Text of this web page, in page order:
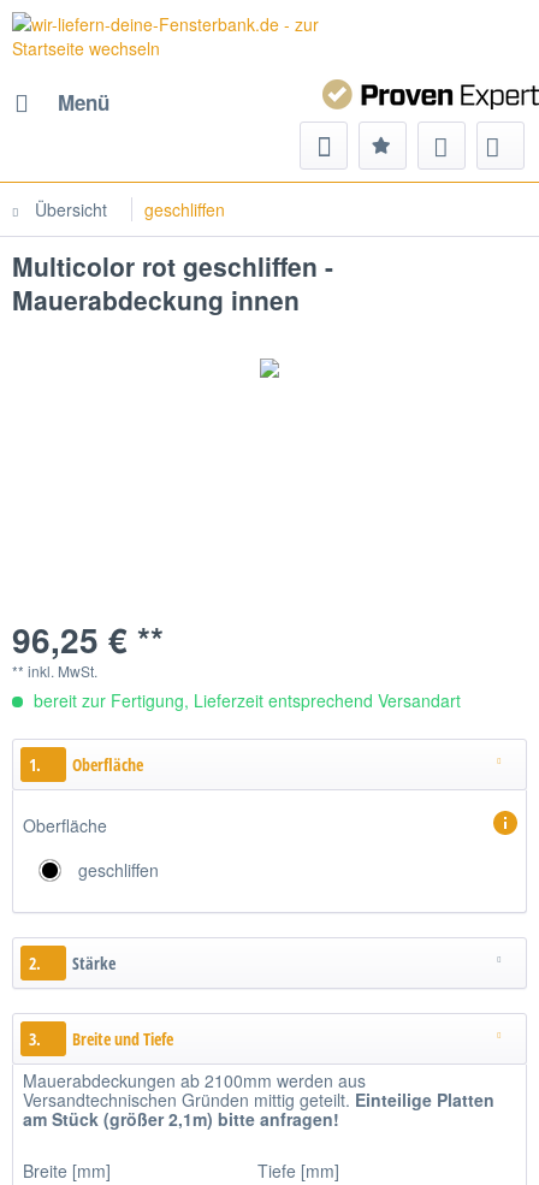
Menü
Übersicht geschliffen
Multicolor rot geschliffen -
Mauerabdeckung innen
96,25 € **
** inkl. MwSt.
bereit zur Fertigung, Lieferzeit entsprechend Versandart
1. Oberfläche
Oberfläche
geschliffen
2. Stärke
3. Breite und Tiefe
Mauerabdeckungen ab 2100mm werden aus
Versandtechnischen Gründen mittig geteilt. Einteilige Platten
am Stück (größer 2,1m) bitte anfragen!
Breite [mm] Tiefe [mm]